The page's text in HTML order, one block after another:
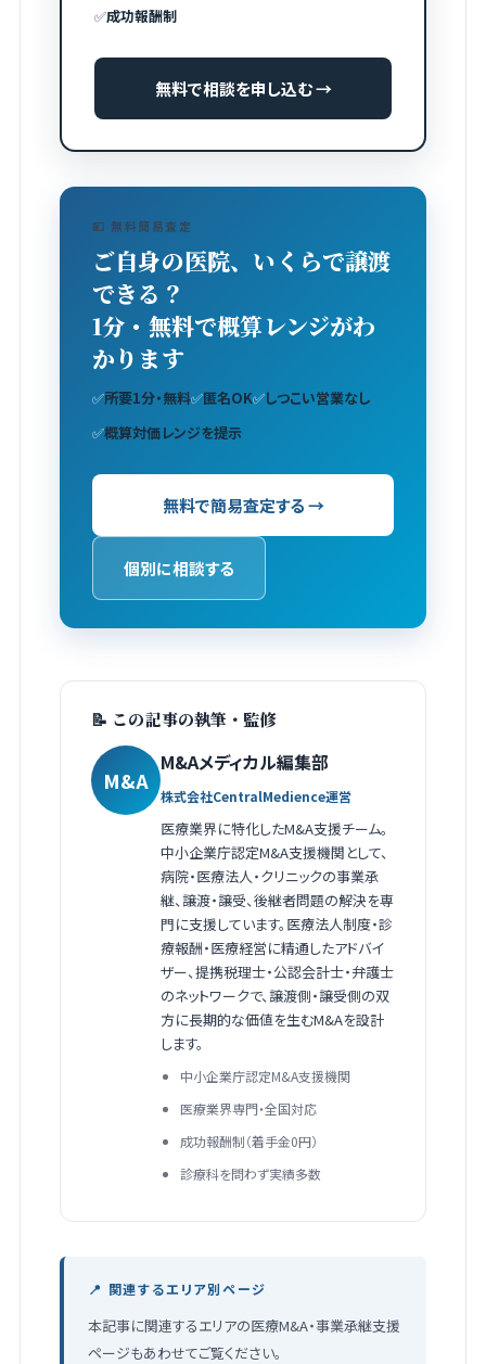
✅成功報酬制
無料で相談を申し込む →
💴 無料簡易査定
ご自身の医院、いくらで譲渡
できる？
1分・無料で概算レンジがわ
かります
✅所要1分・無料✅匿名OK✅しつこい営業なし
✅概算対価レンジを提示
無料で簡易査定する →
個別に相談する
📝 この記事の執筆・監修
M&A
M&Aメディカル編集部
株式会社CentralMedience運営
医療業界に特化したM&A支援チーム。
中小企業庁認定M&A支援機関として、
病院・医療法人・クリニックの事業承
継、譲渡・譲受、後継者問題の解決を専
門に支援しています。医療法人制度・診
療報酬・医療経営に精通したアドバイ
ザー、提携税理士・公認会計士・弁護士
のネットワークで、譲渡側・譲受側の双
方に長期的な価値を生むM&Aを設計
します。
中小企業庁認定M&A支援機関
医療業界専門・全国対応
成功報酬制（着手金0円）
診療科を問わず実績多数
📍 関連するエリア別ページ
本記事に関連するエリアの医療M&A・事業承継支援
ページもあわせてご覧ください。